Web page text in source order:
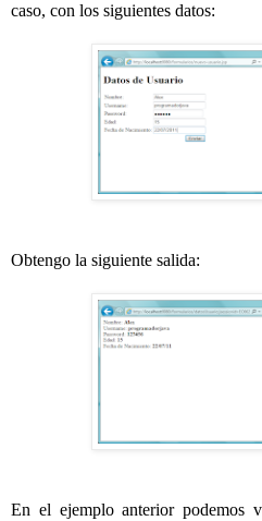
caso, con los siguientes datos:
Obtengo la siguiente salida:
En el ejemplo anterior podemos